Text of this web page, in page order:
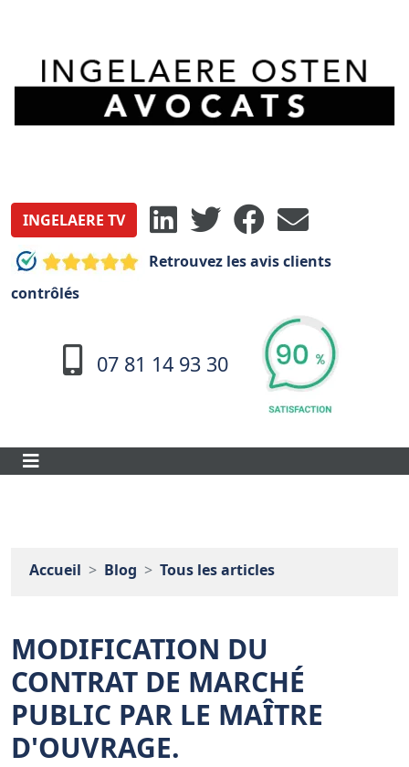
INGELAERE TV
Retrouvez les avis clients
contrôlés
07 81 14 93 30
Accueil Blog Tous les articles
MODIFICATION DU
CONTRAT DE MARCHÉ
PUBLIC PAR LE MAÎTRE
D'OUVRAGE.